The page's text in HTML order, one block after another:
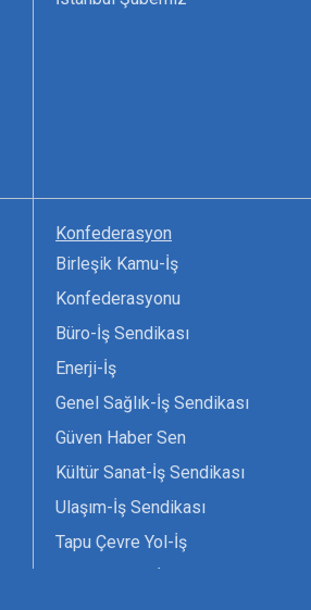
Konfederasyon
Birleşik Kamu-İş
Konfederasyonu
Büro-İş Sendikası
Enerji-İş
Genel Sağlık-İş Sendikası
Güven Haber Sen
Kültür Sanat-İş Sendikası
Ulaşım-İş Sendikası
Tapu Çevre Yol-İş